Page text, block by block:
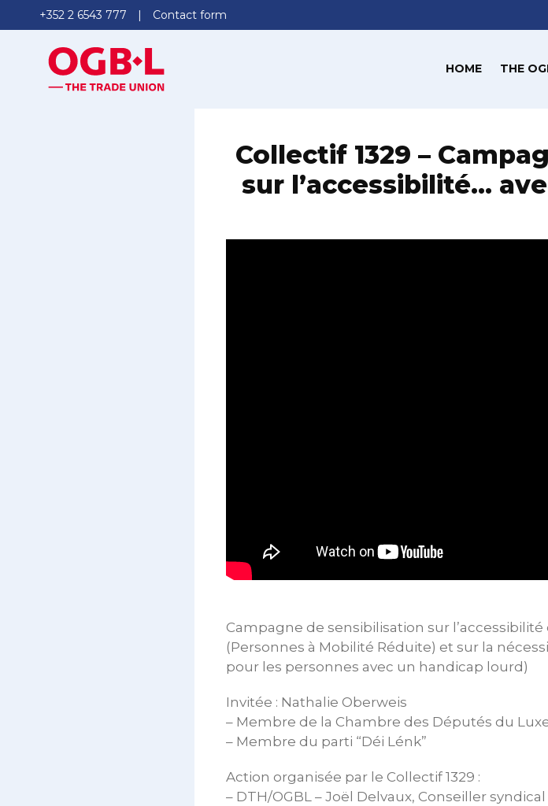
+352 2 6543 777 Contact form
HOME THE
Collectif 1329 –
sur l’accessibilité…
Campagne de sensibilisation sur
(Personnes à Mobilité Réduite) et sur la
pour les personnes avec un handicap lourd)
Invitée : Nathalie Oberweis
– Membre de la Chambre des Députés du
– Membre du parti “Déi Lénk”
Action organisée par le Collectif 1329 :
– DTH/OGBL – Joël Delvaux, Conseiller syndical